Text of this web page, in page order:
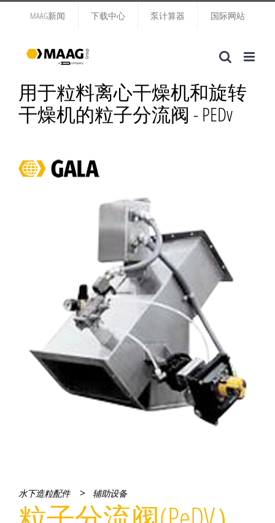
MAAG新闻 下载中心 泵计算器 国际网站
用于粒料离心干燥机和旋转
干燥机的粒子分流阀 - PEDv
水下造粒配件> 辅助设备